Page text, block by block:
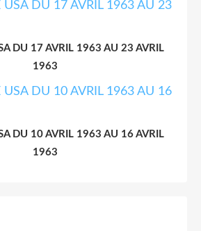
DU 17 AVRIL 1963 AU 23 AVRIL
1963
DU 10 AVRIL 1963 AU 16 AVRIL
1963